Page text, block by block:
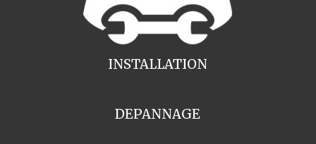
INSTALLATION
DEPANNAGE